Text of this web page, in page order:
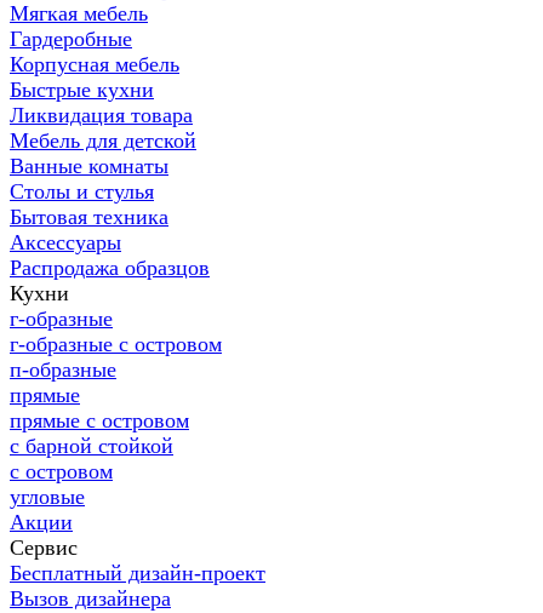
Мягкая мебель
Гардеробные
Корпусная мебель
Быстрые кухни
Ликвидация товара
Мебель для детской
Ванные комнаты
Столы и стулья
Бытовая техника
Аксессуары
Распродажа образцов
Кухни
г-образные
г-образные с островом
п-образные
прямые
прямые с островом
с барной стойкой
с островом
угловые
Акции
Сервис
Бесплатный дизайн-проект
Вызов дизайнера